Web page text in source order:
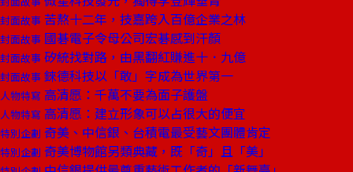
封面故事 苦熬十二年，技嘉跨入百億企業之林
封面故事 國碁電子令母公司宏碁感到汗顏
封面故事 矽統找對路，由黑翻紅賺進十．九億
封面故事 錸德科技以「敢」字成為世界第一
人物特寫 高清愿：千萬不要為面子護盤
人物特寫 高清愿：建立形象可以占很大的便宜
特別企劃 奇美、中信銀、台積電最受藝文團體肯定
特別企劃 奇美博物館另類典藏，既「奇」且「美」